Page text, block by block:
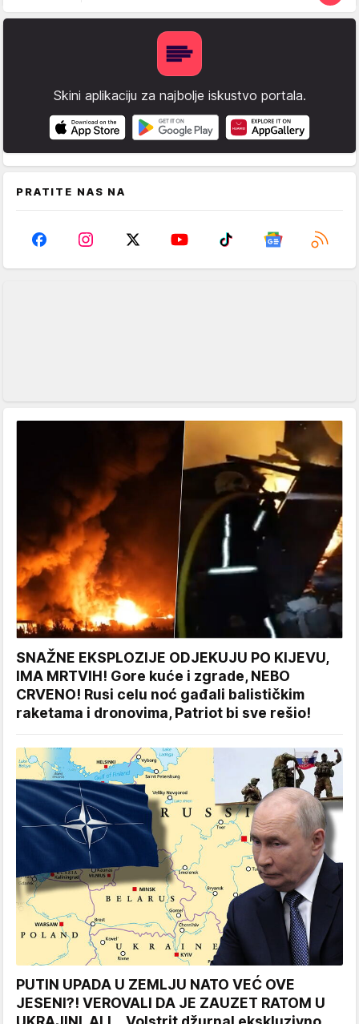
Skini aplikaciju za najbolje iskustvo portala.
PRATITE NAS NA
SNAŽNE EKSPLOZIJE ODJEKUJU PO KIJEVU,
IMA MRTVIH! Gore kuće i zgrade, NEBO
CRVENO! Rusi celu noć gađali balističkim
raketama i dronovima, Patriot bi sve rešio!
PUTIN UPADA U ZEMLJU NATO VEĆ OVE
JESENI?! VEROVALI DA JE ZAUZET RATOM U